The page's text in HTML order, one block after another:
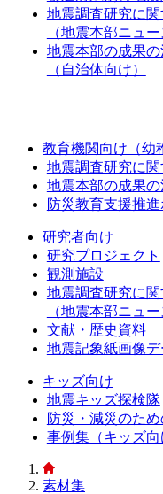
地震調査研究に
（地震本部ニュー
地震本部の成果の
（自治体向け）
教育機関向け（幼
地震調査研究に
地震本部の成果の
防災教育支援推
研究者向け
研究プロジェクト
観測施設
地震調査研究に
（地震本部ニュー
文献・歴史資料
地震記象紙画像
キッズ向け
地震キッズ探検隊
防災・減災のため
事例集（キッズ向
素材集